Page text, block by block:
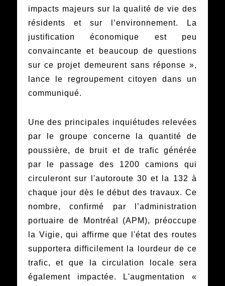
impacts majeurs sur la qualité de vie des
résidents et sur l’environnement. La
justification économique est peu
convaincante et beaucoup de questions
sur ce projet demeurent sans réponse »,
lance le regroupement citoyen dans un
communiqué.
Une des principales inquiétudes relevées
par le groupe concerne la quantité de
poussière, de bruit et de trafic générée
par le passage des 1200 camions qui
circuleront sur l'autoroute 30 et la 132 à
chaque jour dès le début des travaux. Ce
nombre, confirmé par l’administration
portuaire de Montréal (APM), préoccupe
la Vigie, qui affirme que l'état des routes
supportera difficilement la lourdeur de ce
trafic, et que la circulation locale sera
également impactée. L'augmentation «